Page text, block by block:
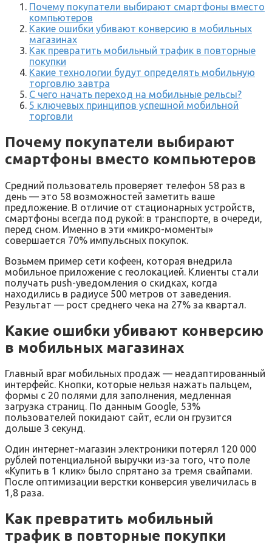
Почему покупатели выбирают смартфоны вместо
компьютеров
Какие ошибки убивают конверсию в мобильных
магазинах
Как превратить мобильный трафик в повторные
покупки
Какие технологии будут определять мобильную
торговлю завтра
С чего начать переход на мобильные рельсы?
5 ключевых принципов успешной мобильной
торговли
Почему покупатели выбирают
смартфоны вместо компьютеров
Средний пользователь проверяет телефон 58 раз в
день — это 58 возможностей заметить ваше
предложение. В отличие от стационарных устройств,
смартфоны всегда под рукой: в транспорте, в очереди,
перед сном. Именно в эти «микро-моменты»
совершается 70% импульсных покупок.
Возьмем пример сети кофеен, которая внедрила
мобильное приложение с геолокацией. Клиенты стали
получать push-уведомления о скидках, когда
находились в радиусе 500 метров от заведения.
Результат — рост среднего чека на 27% за квартал.
Какие ошибки убивают конверсию
в мобильных магазинах
Главный враг мобильных продаж — неадаптированный
интерфейс. Кнопки, которые нельзя нажать пальцем,
формы с 20 полями для заполнения, медленная
загрузка страниц. По данным Google, 53%
пользователей покидают сайт, если он грузится
дольше 3 секунд.
Один интернет-магазин электроники потерял 120 000
рублей потенциальной выручки из-за того, что поле
«Купить в 1 клик» было спрятано за тремя свайпами.
После оптимизации верстки конверсия увеличилась в
1,8 раза.
Как превратить мобильный
трафик в повторные покупки